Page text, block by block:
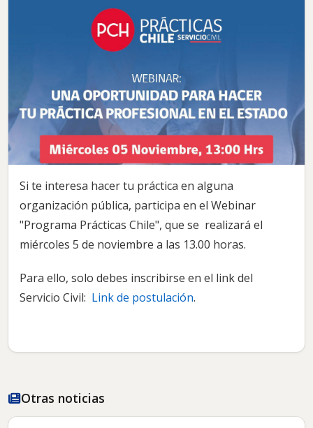
Si te interesa hacer tu práctica en alguna
organización pública, participa en el Webinar
"Programa Prácticas Chile", que se realizará el
miércoles 5 de noviembre a las 13.00 horas.
Para ello, solo debes inscribirse en el link del
Servicio Civil: Link de postulación.
Otras noticias